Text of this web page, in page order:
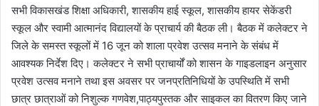
सभी विकासखंड शिक्षा अधिकारी, शासकीय हाई स्कूल, शासकीय हायर सेकेंडरी
स्कूल और स्वामी आत्मानंद विद्यालयों के प्राचार्य की बैठक ली। बैठक में कलेक्टर ने
जिले के समस्त स्कूलों में 16 जून को शाला प्रवेश उत्सव मनाने के संबंध में
आवश्यक निर्देश दिए। कलेक्टर ने सभी प्राचार्यों को शासन के गाइडलाइन अनुसार
प्रवेश उत्सव मनाने तथा इस अवसर पर जनप्रतिनिधियों के उपस्थिति में सभी
छात्र छात्राओं को निशुल्क गणवेश,पाठ्यपुस्तक और साइकल का वितरण किए जाने